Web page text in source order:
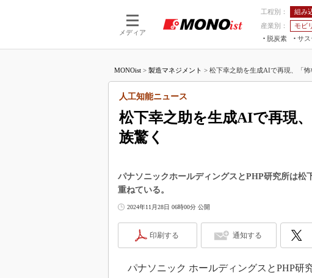
メディア
工程別： 組み
産業別：
モビ
脱炭素
サ
つながる工場AI×設備保全
MONOist > 製造マネジメント > 松下幸之助を生成AIで再現、「怖
松下幸之助を生成AIで再現
族驚く
人工知能ニュース
パナソニックホールディングスとPHP研究所は
重ねている。
2024年11月28日 06時00分 公開
印刷する 通知する
パナソニック ホールディングスとPHP研